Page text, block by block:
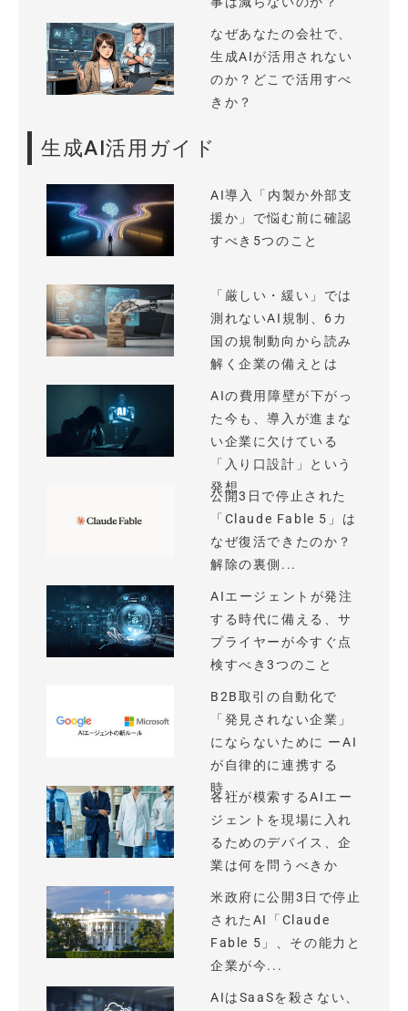
なぜあなたの会社で、
生成AIが活用されない
のか？どこで活用すべ
きか？
生成AI活用ガイド
AI導入「内製か外部支
援か」で悩む前に確認
すべき5つのこと
「厳しい・緩い」では
測れないAI規制、6カ
国の規制動向から読み
解く企業の備えとは
AIの費用障壁が下がっ
た今も、導入が進まな
い企業に欠けている
「入り口設計」という
発想
公開3日で停止された
「Claude Fable 5」は
なぜ復活できたのか？
解除の裏側...
AIエージェントが発注
する時代に備える、サ
プライヤーが今すぐ点
検すべき3つのこと
B2B取引の自動化で
「発見されない企業」
にならないために ーAI
が自律的に連携する
時...
各社が模索するAIエー
ジェントを現場に入れ
るためのデバイス、企
業は何を問うべきか
米政府に公開3日で停止
されたAI「Claude
Fable 5」、その能力と
企業が今...
AIはSaaSを殺さない、